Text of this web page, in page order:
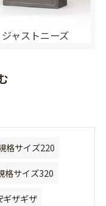
ジャストニーズ
格サイズ220
格サイズ320
ギザギザ